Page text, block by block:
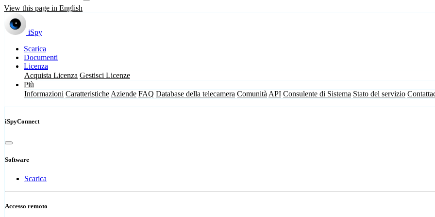
View this page in English
iSpy
Scarica
Documenti
Licenza
Acquista Licenza Gestisci Licenze
Più
Informazioni Caratteristiche Aziende FAQ Database della telecamera Comunità API Consulente di Sistema Stato del servizio
iSpyConnect
Software
Scarica
Accesso remoto